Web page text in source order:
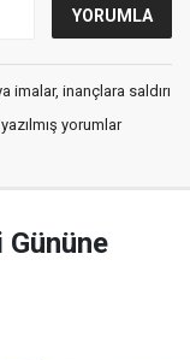
imalar, inançlara saldırı
yorumlar
Gününe